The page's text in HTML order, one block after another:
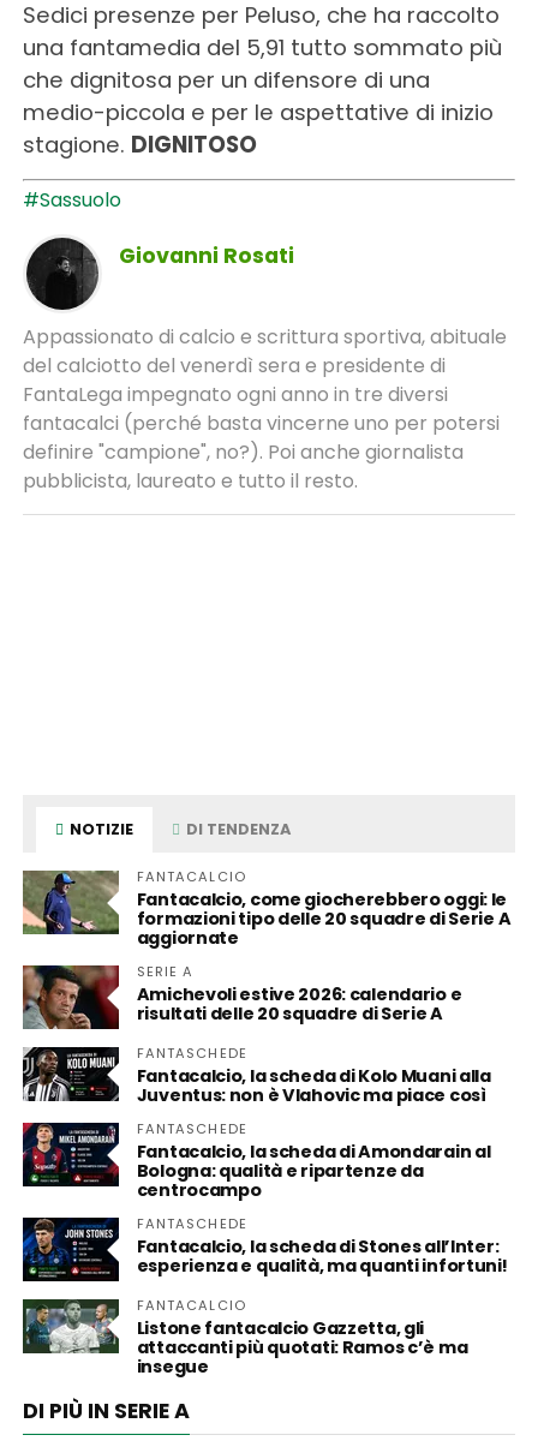
Sedici presenze per Peluso, che ha raccolto
una fantamedia del 5,91 tutto sommato più
che dignitosa per un difensore di una
medio-piccola e per le aspettative di inizio
stagione. DIGNITOSO
#Sassuolo
Giovanni Rosati
Appassionato di calcio e scrittura sportiva, abituale
del calciotto del venerdì sera e presidente di
FantaLega impegnato ogni anno in tre diversi
fantacalci (perché basta vincerne uno per potersi
definire "campione", no?). Poi anche giornalista
pubblicista, laureato e tutto il resto.
NOTIZIE DI TENDENZA
FANTACALCIO
Fantacalcio, come giocherebbero oggi: le
formazioni tipo delle 20 squadre di Serie A
aggiornate
SERIE A
Amichevoli estive 2026: calendario e
risultati delle 20 squadre di Serie A
FANTASCHEDE
Fantacalcio, la scheda di Kolo Muani alla
Juventus: non è Vlahovic ma piace così
FANTASCHEDE
Fantacalcio, la scheda di Amondarain al
Bologna: qualità e ripartenze da
centrocampo
FANTASCHEDE
Fantacalcio, la scheda di Stones all’Inter:
esperienza e qualità, ma quanti infortuni!
FANTACALCIO
Listone fantacalcio Gazzetta, gli
attaccanti più quotati: Ramos c’è ma
insegue
DI PIÙ IN SERIE A